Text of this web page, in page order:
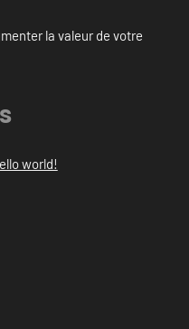
la valeur de votre
world!